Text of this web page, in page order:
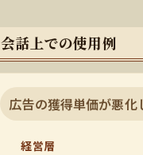
会話上での使用例
広告の獲得単価が悪
経営層